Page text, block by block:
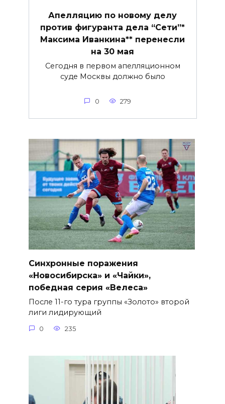
Апелляцию по новому делу
против фигуранта дела “Сети”*
Максима Иванкина** перенесли
на 30 мая
Сегодня в первом апелляционном
суде Москвы должно было
0 279
Синхронные поражения
«Новосибирска» и «Чайки»,
победная серия «Велеса»
После 11-го тура группы «Золото» второй
лиги лидирующий
0 235